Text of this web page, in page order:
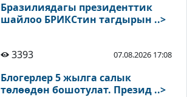
Бразилиядагы президенттик
шайлоо БРИКСтин тагдырын ..>
3393 07.08.2026 17:08
Блогерлер 5 жылга салык
төлөөдөн бошотулат. Презид ..>